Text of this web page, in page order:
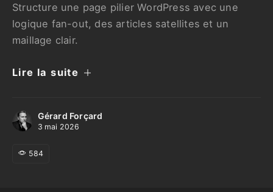
Structure une page pilier WordPress avec une
logique fan-out, des articles satellites et un
maillage clair.
Lire la suite
Gérard Forçard
3 mai 2026
584